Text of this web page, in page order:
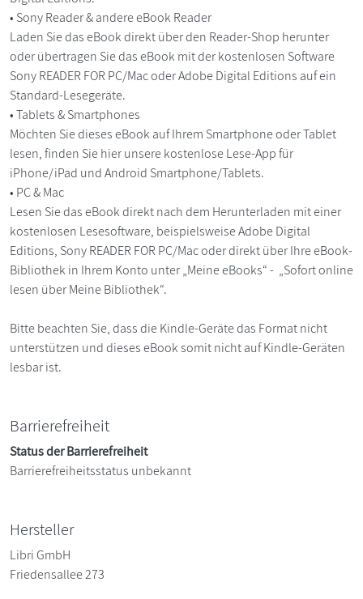
• Sony Reader & andere eBook Reader
Laden Sie das eBook direkt über den Reader-Shop herunter
oder übertragen Sie das eBook mit der kostenlosen Software
Sony READER FOR PC/Mac oder Adobe Digital Editions auf ein
Standard-Lesegeräte.
• Tablets & Smartphones
Möchten Sie dieses eBook auf Ihrem Smartphone oder Tablet
lesen, finden Sie hier unsere kostenlose Lese-App für
iPhone/iPad und Android Smartphone/Tablets.
• PC & Mac
Lesen Sie das eBook direkt nach dem Herunterladen mit einer
kostenlosen Lesesoftware, beispielsweise Adobe Digital
Editions, Sony READER FOR PC/Mac oder direkt über Ihre eBook-
Bibliothek in Ihrem Konto unter „Meine eBooks“ - „Sofort online
lesen über Meine Bibliothek“.
Bitte beachten Sie, dass die Kindle-Geräte das Format nicht
unterstützen und dieses eBook somit nicht auf Kindle-Geräten
lesbar ist.
Barrierefreiheit
Status der Barrierefreiheit
Barrierefreiheitsstatus unbekannt
Hersteller
Libri GmbH
Friedensallee 273